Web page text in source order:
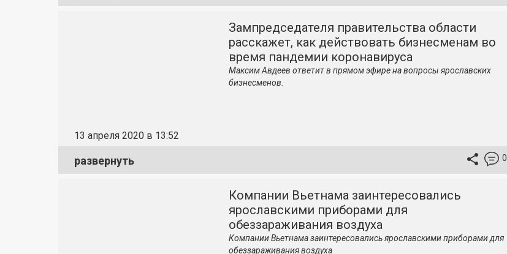
13 апреля 2020 в 13:52
Зампредседателя правительства области
расскажет, как действовать бизнесменам во
время пандемии коронавируса
Максим Авдеев ответит в прямом эфире на вопросы ярославских
бизнесменов.
развернуть 0
Компании Вьетнама заинтересовались
ярославскими приборами для
обеззараживания воздуха
Компании Вьетнама заинтересовались ярославскими приборами для
обеззараживания воздуха